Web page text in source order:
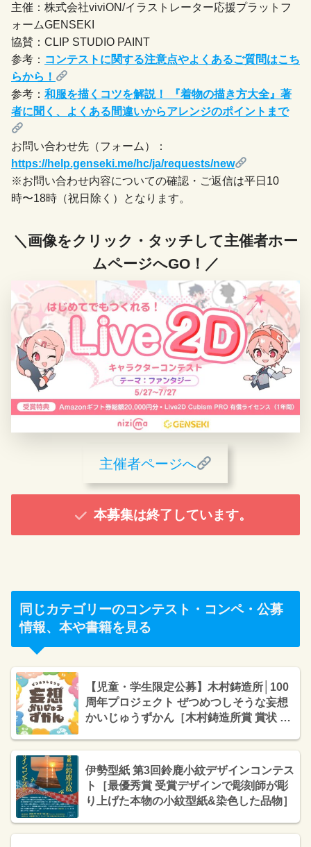
主催：株式会社viviON/イラストレーター応援プラットフ
ォームGENSEKI
協賛：CLIP STUDIO PAINT
参考： コンテストに関する注意点やよくあるご質問はこち
らから！
参考： 和服を描くコツを解説！ 『着物の描き方大全』著
者に聞く、よくある間違いからアレンジのポイントまで
お問い合わせ先（フォーム）：
https://help.genseki.me/hc/ja/requests/new
※お問い合わせ内容についての確認・ご返信は平日10
時〜18時（祝日除く）となります。
＼画像をクリック・タッチして主催者ホー
ムページへGO！／
主催者ページへ
本募集は終了しています。
同じカテゴリーのコンテスト・コンペ・公募
情報、本や書籍を見る
【児童・学生限定公募】木村鋳造所│100
周年プロジェクト ぜつめつしそうな妄想
かいじゅうずかん［木村鋳造所賞 賞状 受
ッズ こども商品券10,000円分］
伊勢型紙 第3回鈴鹿小紋デザインコンテス
ト［最優秀賞 受賞デザインで彫刻師が彫
り上げた本物の小紋型紙&染色した品物］